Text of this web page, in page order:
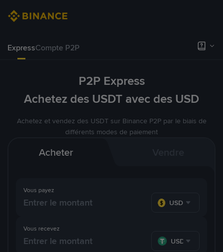
ExpressCompte P2P
P2P Express
Achetez des USDT avec des USD
Achetez et vendez des USDT sur Binance P2P par le biais de
différents modes de paiement
Acheter
Vous payez
USD
Vous recevez
USDT